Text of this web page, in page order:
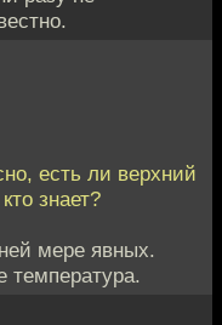
есть ли верхний
знает?
мере явных.
температура.